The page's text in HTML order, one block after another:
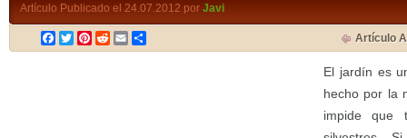
Artículo Publicado el 24.07.2012 por Javi
Facebook
TwitterPinterest
RedditEmail Artículo
El jardín es
hecho por la
impide que